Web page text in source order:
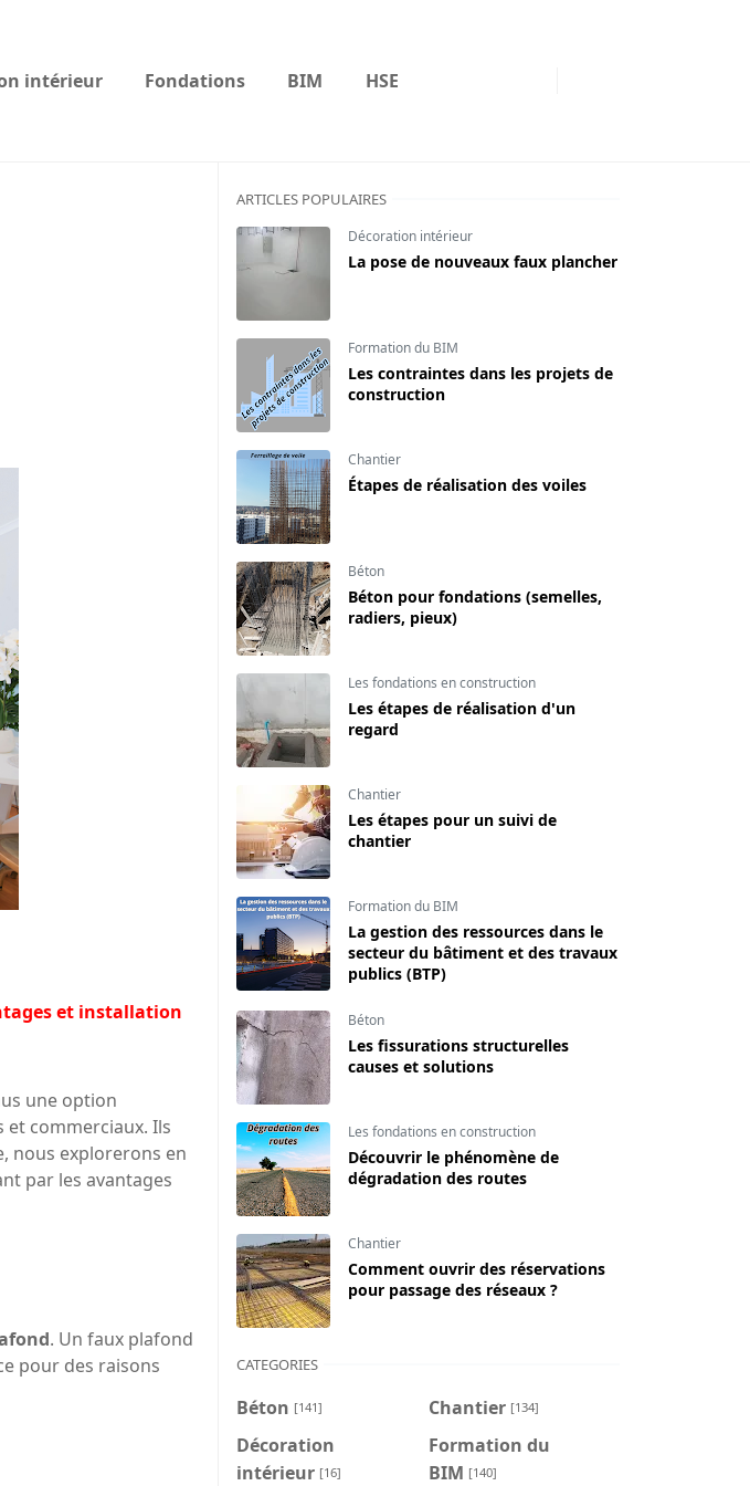
intérieur Fondations BIM HSE
et installation
une option
commerciaux. Ils
nous explorerons en
par les avantages
. Un faux plafond
pour des raisons
ARTICLES POPULAIRES
Décoration intérieur
La pose de nouveaux faux plancher
Formation du BIM
Les contraintes dans les projets de
construction
Chantier
Étapes de réalisation des voiles
Béton
Béton pour fondations (semelles,
radiers, pieux)
Les fondations en construction
Les étapes de réalisation d'un
regard
Chantier
Les étapes pour un suivi de
chantier
Formation du BIM
La gestion des ressources dans le
secteur du bâtiment et des travaux
publics (BTP)
Béton
Les fissurations structurelles
causes et solutions
Les fondations en construction
Découvrir le phénomène de
dégradation des routes
Chantier
Comment ouvrir des réservations
pour passage des réseaux ?
CATEGORIES
Béton [141] Chantier [134]
Décoration
intérieur [16]
Formation du
BIM [140]